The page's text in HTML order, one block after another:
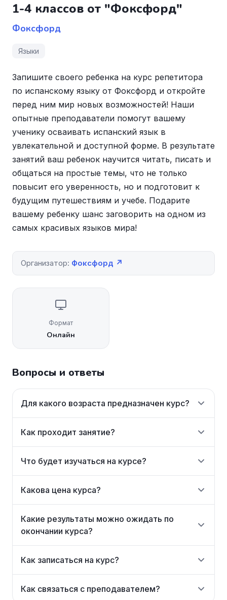
1-4 классов от "Фоксфорд"
Фоксфорд
Языки
Запишите своего ребенка на курс репетитора
по испанскому языку от Фоксфорд и откройте
перед ним мир новых возможностей! Наши
опытные преподаватели помогут вашему
ученику осваивать испанский язык в
увлекательной и доступной форме. В результате
занятий ваш ребенок научится читать, писать и
общаться на простые темы, что не только
повысит его уверенность, но и подготовит к
будущим путешествиям и учебе. Подарите
вашему ребенку шанс заговорить на одном из
самых красивых языков мира!
Организатор: Фоксфорд ↗
Формат
Онлайн
Вопросы и ответы
Для какого возраста предназначен курс?
Как проходит занятие?
Что будет изучаться на курсе?
Какова цена курса?
Какие результаты можно ожидать по
окончании курса?
Как записаться на курс?
Как связаться с преподавателем?